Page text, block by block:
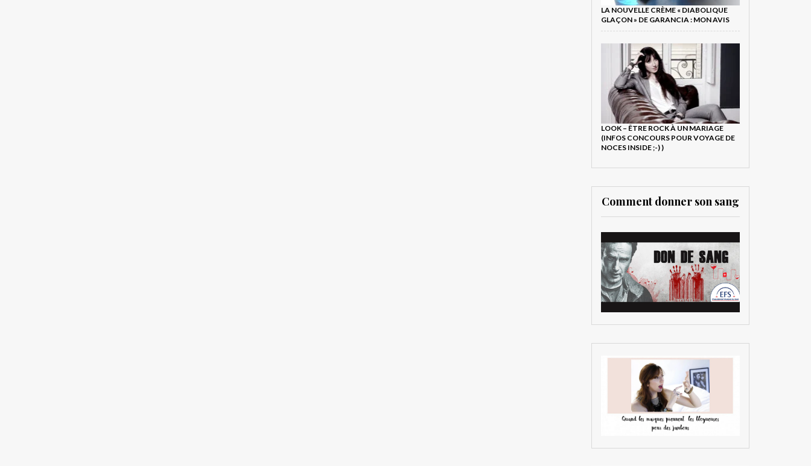
LA NOUVELLE CRÈME « DIABOLIQUE
GLAÇON » DE GARANCIA : MON AVIS
LOOK – ÊTRE ROCK À UN MARIAGE
(INFOS CONCOURS POUR VOYAGE DE
NOCES INSIDE ;-) )
Comment donner son sang